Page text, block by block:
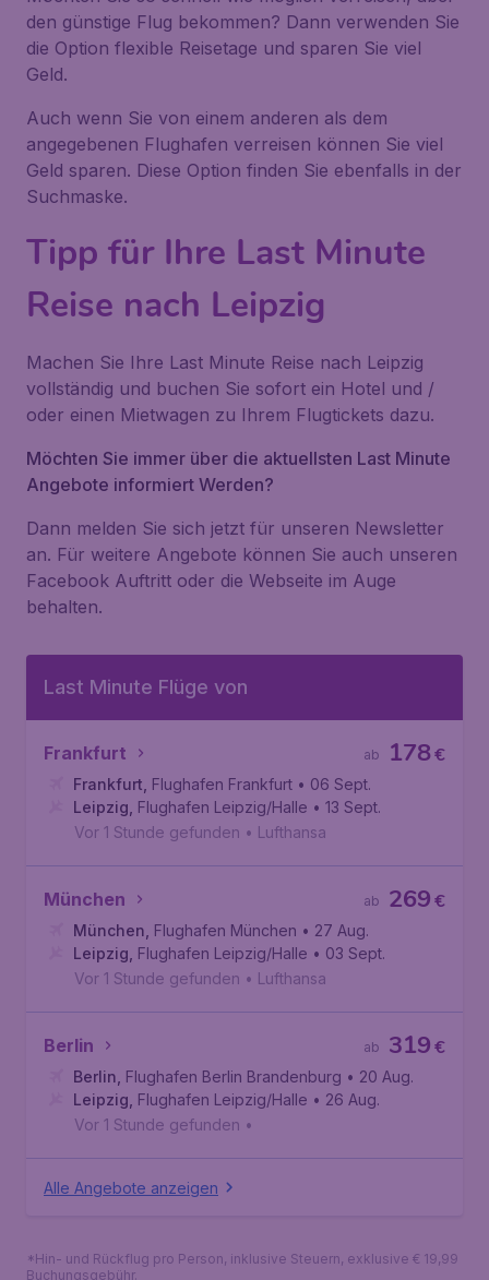
den günstige Flug bekommen? Dann verwenden Sie
die Option flexible Reisetage und sparen Sie viel
Geld.
Auch wenn Sie von einem anderen als dem
angegebenen Flughafen verreisen können Sie viel
Geld sparen. Diese Option finden Sie ebenfalls in der
Suchmaske.
Tipp für Ihre Last Minute
Reise nach Leipzig
Machen Sie Ihre Last Minute Reise nach Leipzig
vollständig und buchen Sie sofort ein Hotel und /
oder einen Mietwagen zu Ihrem Flugtickets dazu.
Möchten Sie immer über die aktuellsten Last Minute
Angebote informiert Werden?
Dann melden Sie sich jetzt für unseren Newsletter
an. Für weitere Angebote können Sie auch unseren
Facebook Auftritt oder die Webseite im Auge
behalten.
Last Minute Flüge von
Frankfurt €
178
ab
Frankfurt Flughafen Frankfurt • 06 Sept.
Leipzig Flughafen Leipzig/Halle • 13 Sept.
Vor 1 Stunde gefunden • Lufthansa
München €
269
ab
München Flughafen München • 27 Aug.
Leipzig Flughafen Leipzig/Halle • 03 Sept.
Vor 1 Stunde gefunden • Lufthansa
Berlin €
319
ab
Berlin Flughafen Berlin Brandenburg • 20 Aug.
Leipzig Flughafen Leipzig/Halle • 26 Aug.
Vor 1 Stunde gefunden •
Alle Angebote anzeigen
*Hin- und Rückflug pro Person, inklusive Steuern, exklusive € 19,99
Buchungsgebühr.